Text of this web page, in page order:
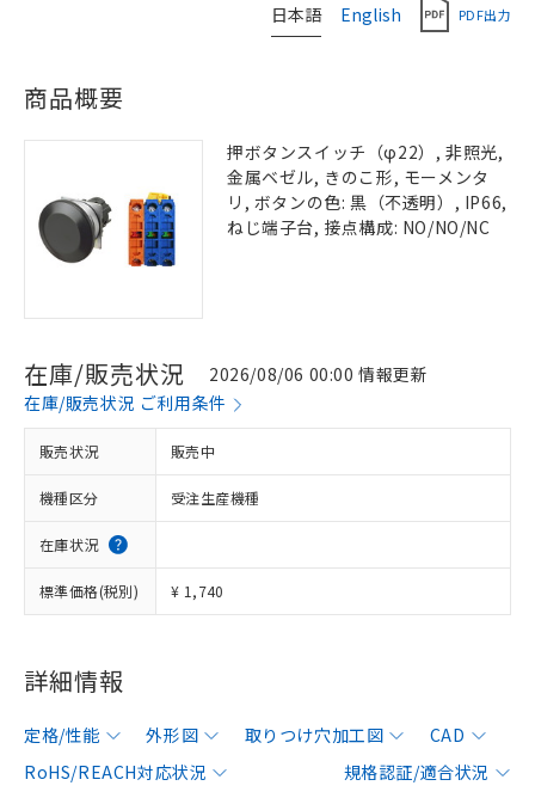
日本語 English PDF出力
商品概要
押ボタンスイッチ（φ22）, 非照光,
金属ベゼル, きのこ形, モーメンタ
リ, ボタンの色: 黒（不透明）, IP66,
ねじ端子台, 接点構成: NO/NO/NC
在庫/販売状況
2026/08/06 00:00 情報更新
在庫/販売状況 ご利用条件
販売状況 販売中
機種区分 受注生産機種
在庫状況
標準価格(税別) ¥ 1,740
詳細情報
定格/性能 外形図 取りつけ穴加工図
CAD
RoHS/REACH対応状況
規格認証/適合状況